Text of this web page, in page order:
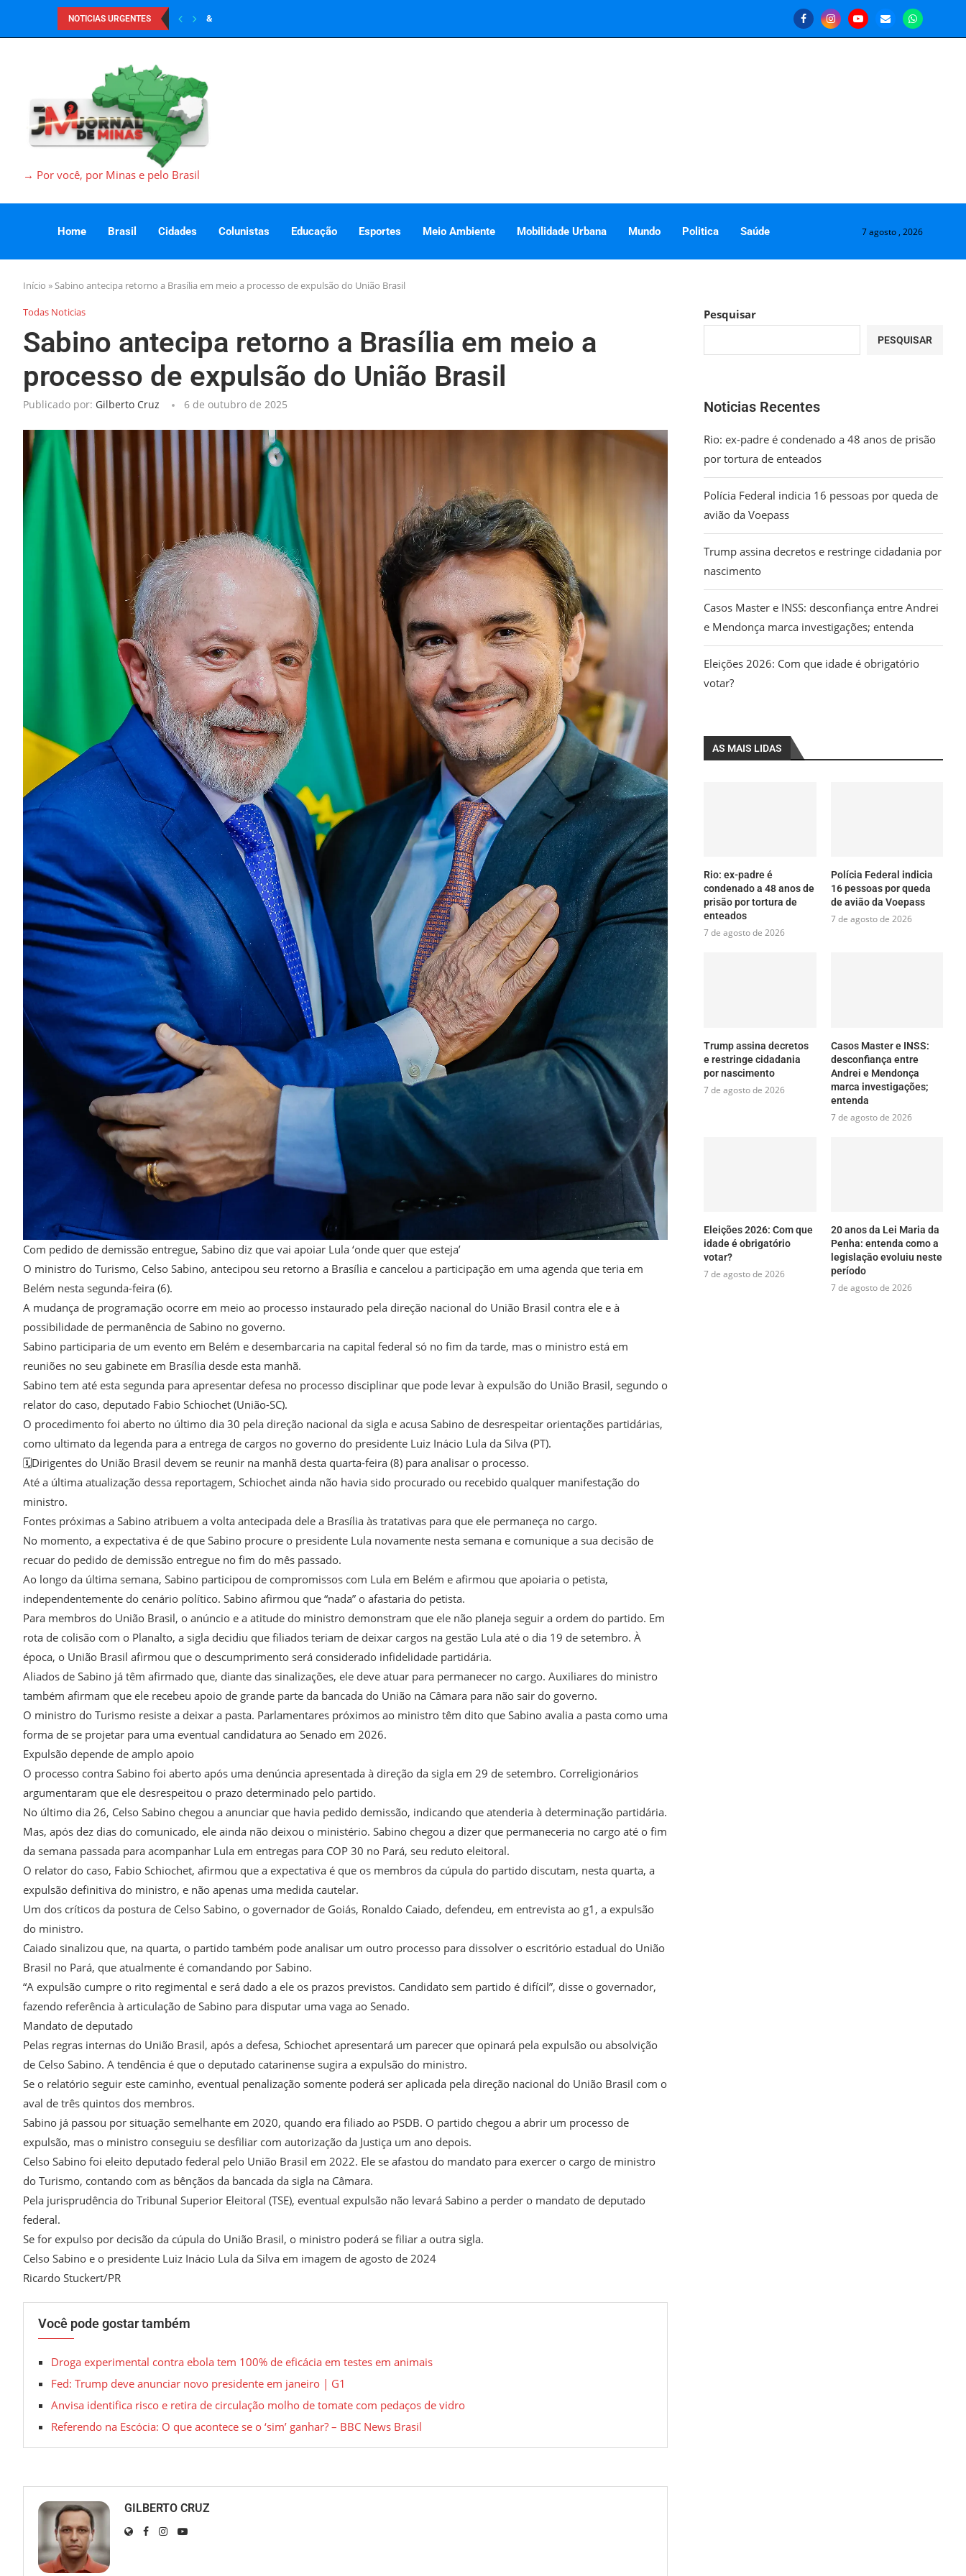
NOTICIAS URGENTES &
→ Por você, por Minas e pelo Brasil
Home Brasil Cidades Colunistas Educação Esportes Meio Ambiente Mobilidade Urbana Mundo Politica Saúde 7 agosto , 2026
Início »Sabino antecipa retorno a Brasília em meio a processo de expulsão do União Brasil
Todas Noticias
Sabino antecipa retorno a Brasília em meio a
processo de expulsão do União Brasil
Publicado por: Gilberto Cruz 6 de outubro de 2025
Com pedido de demissão entregue, Sabino diz que vai apoiar Lula ‘onde quer que esteja’
O ministro do Turismo, Celso Sabino, antecipou seu retorno a Brasília e cancelou a participação em uma agenda que teria em
Belém nesta segunda-feira (6).
A mudança de programação ocorre em meio ao processo instaurado pela direção nacional do União Brasil contra ele e à
possibilidade de permanência de Sabino no governo.
Sabino participaria de um evento em Belém e desembarcaria na capital federal só no fim da tarde, mas o ministro está em
reuniões no seu gabinete em Brasília desde esta manhã.
Sabino tem até esta segunda para apresentar defesa no processo disciplinar que pode levar à expulsão do União Brasil, segundo o
relator do caso, deputado Fabio Schiochet (União-SC).
O procedimento foi aberto no último dia 30 pela direção nacional da sigla e acusa Sabino de desrespeitar orientações partidárias,
como ultimato da legenda para a entrega de cargos no governo do presidente Luiz Inácio Lula da Silva (PT).
🗓️Dirigentes do União Brasil devem se reunir na manhã desta quarta-feira (8) para analisar o processo.
Até a última atualização dessa reportagem, Schiochet ainda não havia sido procurado ou recebido qualquer manifestação do
ministro.
Fontes próximas a Sabino atribuem a volta antecipada dele a Brasília às tratativas para que ele permaneça no cargo.
No momento, a expectativa é de que Sabino procure o presidente Lula novamente nesta semana e comunique a sua decisão de
recuar do pedido de demissão entregue no fim do mês passado.
Ao longo da última semana, Sabino participou de compromissos com Lula em Belém e afirmou que apoiaria o petista,
independentemente do cenário político. Sabino afirmou que “nada” o afastaria do petista.
Para membros do União Brasil, o anúncio e a atitude do ministro demonstram que ele não planeja seguir a ordem do partido. Em
rota de colisão com o Planalto, a sigla decidiu que filiados teriam de deixar cargos na gestão Lula até o dia 19 de setembro. À
época, o União Brasil afirmou que o descumprimento será considerado infidelidade partidária.
Aliados de Sabino já têm afirmado que, diante das sinalizações, ele deve atuar para permanecer no cargo. Auxiliares do ministro
também afirmam que ele recebeu apoio de grande parte da bancada do União na Câmara para não sair do governo.
O ministro do Turismo resiste a deixar a pasta. Parlamentares próximos ao ministro têm dito que Sabino avalia a pasta como uma
forma de se projetar para uma eventual candidatura ao Senado em 2026.
Expulsão depende de amplo apoio
O processo contra Sabino foi aberto após uma denúncia apresentada à direção da sigla em 29 de setembro. Correligionários
argumentaram que ele desrespeitou o prazo determinado pelo partido.
No último dia 26, Celso Sabino chegou a anunciar que havia pedido demissão, indicando que atenderia à determinação partidária.
Mas, após dez dias do comunicado, ele ainda não deixou o ministério. Sabino chegou a dizer que permaneceria no cargo até o fim
da semana passada para acompanhar Lula em entregas para COP 30 no Pará, seu reduto eleitoral.
O relator do caso, Fabio Schiochet, afirmou que a expectativa é que os membros da cúpula do partido discutam, nesta quarta, a
expulsão definitiva do ministro, e não apenas uma medida cautelar.
Um dos críticos da postura de Celso Sabino, o governador de Goiás, Ronaldo Caiado, defendeu, em entrevista ao g1, a expulsão
do ministro.
Caiado sinalizou que, na quarta, o partido também pode analisar um outro processo para dissolver o escritório estadual do União
Brasil no Pará, que atualmente é comandando por Sabino.
“A expulsão cumpre o rito regimental e será dado a ele os prazos previstos. Candidato sem partido é difícil”, disse o governador,
fazendo referência à articulação de Sabino para disputar uma vaga ao Senado.
Mandato de deputado
Pelas regras internas do União Brasil, após a defesa, Schiochet apresentará um parecer que opinará pela expulsão ou absolvição
de Celso Sabino. A tendência é que o deputado catarinense sugira a expulsão do ministro.
Se o relatório seguir este caminho, eventual penalização somente poderá ser aplicada pela direção nacional do União Brasil com o
aval de três quintos dos membros.
Sabino já passou por situação semelhante em 2020, quando era filiado ao PSDB. O partido chegou a abrir um processo de
expulsão, mas o ministro conseguiu se desfiliar com autorização da Justiça um ano depois.
Celso Sabino foi eleito deputado federal pelo União Brasil em 2022. Ele se afastou do mandato para exercer o cargo de ministro
do Turismo, contando com as bênçãos da bancada da sigla na Câmara.
Pela jurisprudência do Tribunal Superior Eleitoral (TSE), eventual expulsão não levará Sabino a perder o mandato de deputado
federal.
Se for expulso por decisão da cúpula do União Brasil, o ministro poderá se filiar a outra sigla.
Celso Sabino e o presidente Luiz Inácio Lula da Silva em imagem de agosto de 2024
Ricardo Stuckert/PR
Você pode gostar também
Droga experimental contra ebola tem 100% de eficácia em testes em animais
Fed: Trump deve anunciar novo presidente em janeiro | G1
Anvisa identifica risco e retira de circulação molho de tomate com pedaços de vidro
Referendo na Escócia: O que acontece se o ‘sim’ ganhar? – BBC News Brasil
GILBERTO CRUZ
Pesquisar
PESQUISAR
Noticias Recentes
Rio: ex-padre é condenado a 48 anos de prisão
por tortura de enteados
Polícia Federal indicia 16 pessoas por queda de
avião da Voepass
Trump assina decretos e restringe cidadania por
nascimento
Casos Master e INSS: desconfiança entre Andrei
e Mendonça marca investigações; entenda
Eleições 2026: Com que idade é obrigatório
votar?
AS MAIS LIDAS
Rio: ex-padre é
condenado a 48 anos de
prisão por tortura de
enteados
7 de agosto de 2026
Polícia Federal indicia
16 pessoas por queda
de avião da Voepass
7 de agosto de 2026
Trump assina decretos
e restringe cidadania
por nascimento
7 de agosto de 2026
Casos Master e INSS:
desconfiança entre
Andrei e Mendonça
marca investigações;
entenda
7 de agosto de 2026
Eleições 2026: Com que
idade é obrigatório
votar?
7 de agosto de 2026
20 anos da Lei Maria da
Penha: entenda como a
legislação evoluiu neste
período
7 de agosto de 2026